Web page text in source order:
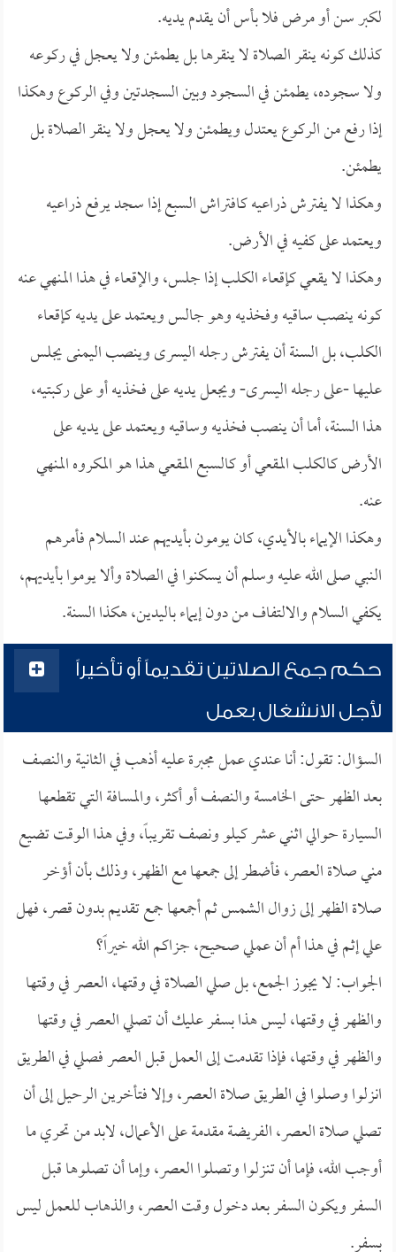
لكبر سن أو مرض فلا بأس أن يقدم يديه.
كذلك كونه ينقر الصلاة لا ينقرها بل يطمئن ولا يعجل في ركوعه
ولا سجوده، يطمئن في السجود وبين السجدتين وفي الركوع وهكذا
إذا رفع من الركوع يعتدل ويطمئن ولا يعجل ولا ينقر الصلاة بل
يطمئن.
وهكذا لا يفترش ذراعيه كافتراش السبع إذا سجد يرفع ذراعيه
ويعتمد على كفيه في الأرض.
وهكذا لا يقعي كإقعاء الكلب إذا جلس، والإقعاء في هذا المنهي عنه
كونه ينصب ساقيه وفخذيه وهو جالس ويعتمد على يديه كإقعاء
الكلب، بل السنة أن يفترش رجله اليسرى وينصب اليمنى يجلس
عليها -على رجله اليسرى- ويجعل يديه على فخذيه أو على ركبتيه،
هذا السنة، أما أن ينصب فخذيه وساقيه ويعتمد على يديه على
الأرض كالكلب المقعي أو كالسبع المقعي هذا هو المكروه المنهي
عنه.
وهكذا الإيماء بالأيدي، كان يومون بأيديهم عند السلام فأمرهم
النبي صلى الله عليه وسلم أن يسكنوا في الصلاة وألا يوموا بأيديهم،
يكفي السلام والالتفاف من دون إيماء باليدين، هكذا السنة.
حكم جمع الصلاتين تقديماً أو تأخيراً
لأجل الانشغال بعمل
السؤال: تقول: أنا عندي عمل مجبرة عليه أذهب في الثانية والنصف
بعد الظهر حتى الخامسة والنصف أو أكثر، والمسافة التي تقطعها
السيارة حوالي اثني عشر كيلو ونصف تقريباً، وفي هذا الوقت تضيع
مني صلاة العصر، فأضطر إلى جمعها مع الظهر، وذلك بأن أؤخر
صلاة الظهر إلى زوال الشمس ثم أجمعها جمع تقديم بدون قصر، فهل
علي إثم في هذا أم أن عملي صحيح، جزاكم الله خيراً؟
الجواب: لا يجوز الجمع، بل صلي الصلاة في وقتها، العصر في وقتها
والظهر في وقتها، ليس هذا بسفر عليك أن تصلي العصر في وقتها
والظهر في وقتها، فإذا تقدمت إلى العمل قبل العصر فصلي في الطريق
انزلوا وصلوا في الطريق صلاة العصر، وإلا فتأخرين الرحيل إلى أن
تصلي صلاة العصر، الفريضة مقدمة على الأعمال، لابد من تحري ما
أوجب الله، فإما أن تنزلوا وتصلوا العصر، وإما أن تصلوها قبل
السفر ويكون السفر بعد دخول وقت العصر، والذهاب للعمل ليس
بسفر.